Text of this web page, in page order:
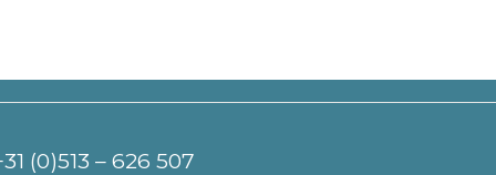
(0)513 – 626 507